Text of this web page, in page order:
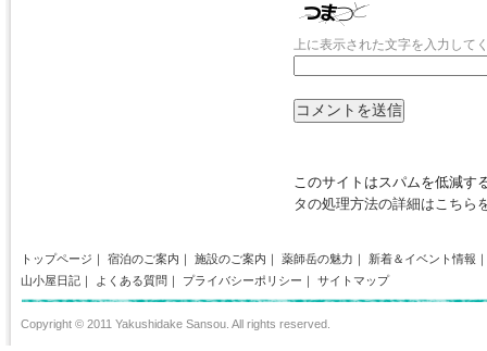
上に表示された文字を入力して
このサイトはスパムを低減す
タの処理方法の詳細はこちら
トップページ ｜ 宿泊のご案内 ｜ 施設のご案内 ｜ 薬師岳の魅力 ｜ 新着＆イベント情報 ｜
山小屋日記 ｜ よくある質問 ｜ プライバシーポリシー ｜ サイトマップ
Copyright © 2011 Yakushidake Sansou. All rights reserved.